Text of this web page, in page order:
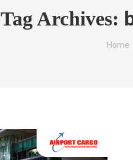
Tag Archives:
You
Home